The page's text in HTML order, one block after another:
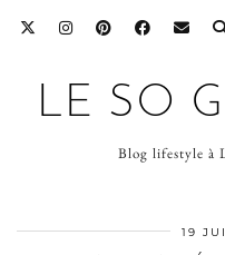
LE SO
Blog lifestyle à
19